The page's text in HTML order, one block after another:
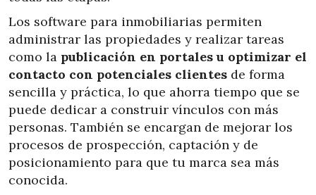
Los software para inmobiliarias permiten
administrar las propiedades y realizar tareas
como la publicación en portales u optimizar el
contacto con potenciales clientes de forma
sencilla y práctica, lo que ahorra tiempo que se
puede dedicar a construir vínculos con más
personas. También se encargan de mejorar los
procesos de prospección, captación y de
posicionamiento para que tu marca sea más
conocida.